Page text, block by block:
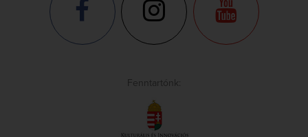
Fenntartónk: